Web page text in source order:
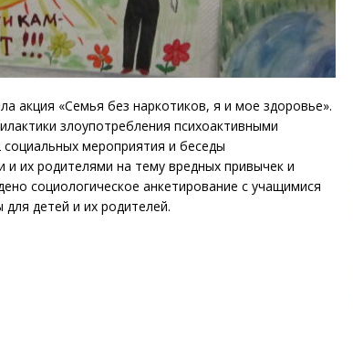
акция «Семья без наркотиков, я и мое здоровье».
злоупотребления психоактивными
мероприятия и беседы
и их родителями на тему вредных привычек и
социологическое анкетирование с учащимися
детей и их родителей.